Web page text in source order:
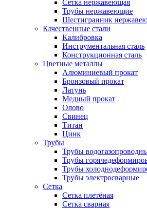
Сетка нержавеющая
Трубы нержавеющие
Шестигранник
Качественные стали
Калибровка
Инструментальная сталь
Конструкционная сталь
Цветные металлы
Алюминиевый прокат
Бронзовый прокат
Латунь
Медный прокат
Олово
Свинец
Титан
Цинк
Трубы
Трубы
Трубы
Трубы
Трубы электросварные
Сетка
Сетка плетёная
Сетка сварная